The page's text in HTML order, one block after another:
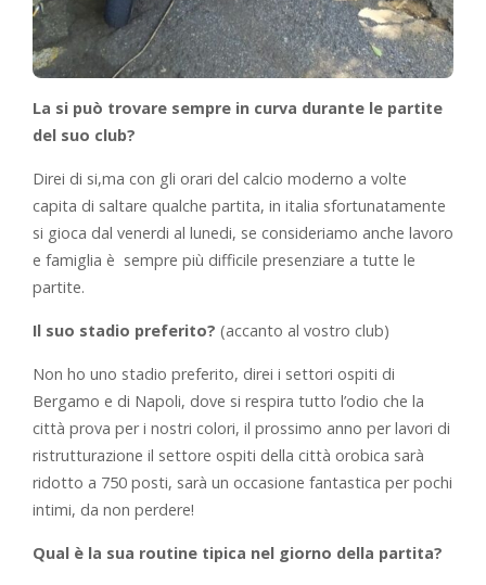
La si può trovare sempre in curva durante le partite
del suo club?
Direi di si,ma con gli orari del calcio moderno a volte
capita di saltare qualche partita, in italia sfortunatamente
si gioca dal venerdi al lunedi, se consideriamo anche lavoro
e famiglia è sempre più difficile presenziare a tutte le
partite.
Il suo stadio preferito? (accanto al vostro club)
Non ho uno stadio preferito, direi i settori ospiti di
Bergamo e di Napoli, dove si respira tutto l’odio che la
città prova per i nostri colori, il prossimo anno per lavori di
ristrutturazione il settore ospiti della città orobica sarà
ridotto a 750 posti, sarà un occasione fantastica per pochi
intimi, da non perdere!
Qual è la sua routine tipica nel giorno della partita?